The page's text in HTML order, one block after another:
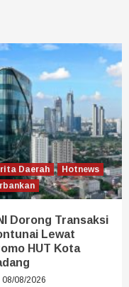
Daerah
Hotnews
Dorong Transaksi
Lewat
HUT Kota
08/08/2026